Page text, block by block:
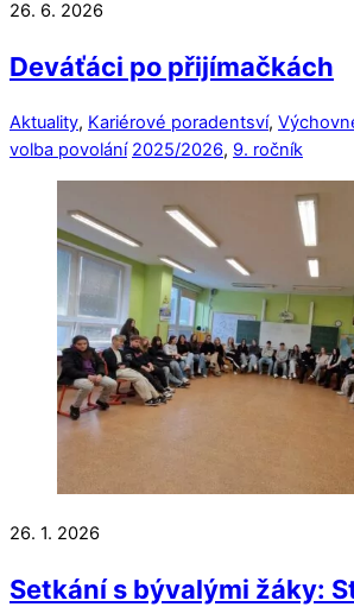
26. 6. 2026
Deváťáci po přijímačkách
Aktuality, Kariérové poradentsví,
volba povolání 2025/2026, 9. ročník
26. 1. 2026
Setkání s bývalými žáky: